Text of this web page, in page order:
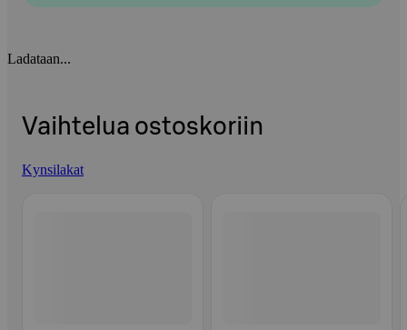
Ladataan...
Vaihtelua ostoskoriin
Kynsilakat